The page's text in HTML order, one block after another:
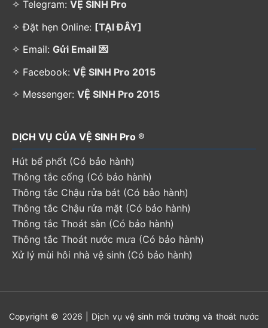
✧ Telegram: VỆ SINH Pro
✧ Đặt hẹn Online: [TẠI ĐÂY]
✧ Email: Gửi Email 💌
✧ Facebook: VỆ SINH Pro 2015
✧ Messenger: VỆ SINH Pro 2015
DỊCH VỤ CỦA VỆ SINH Pro ®
Hút bể phốt (Có bảo hành)
Thông tắc cống (Có bảo hành)
Thông tắc Chậu rửa bát (Có bảo hành)
Thông tắc Chậu rửa mặt (Có bảo hành)
Thông tắc Thoát sàn (Có bảo hành)
Thông tắc Thoát nước mưa (Có bảo hành)
Xử lý mùi hôi nhà vệ sinh (Có bảo hành)
Copyright © 2026 | Dịch vụ vệ sinh môi trường và thoát nước